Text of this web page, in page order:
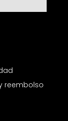
reembolso